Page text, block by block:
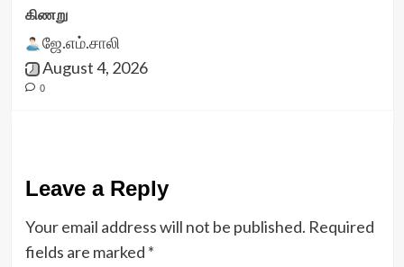
கிணறு
ஜே.எம்.சாலி
August 4, 2026
0
Leave a Reply
Your email address will not be published. Required
fields are marked *